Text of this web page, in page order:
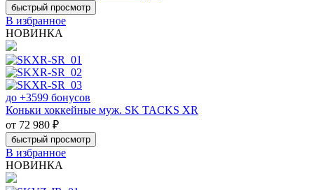
быстрый просмотр
В избранное
НОВИНКА
до +3599 бонусов
Коньки хоккейные муж. SK TACKS XR
от 72 980 ₽
быстрый просмотр
В избранное
НОВИНКА